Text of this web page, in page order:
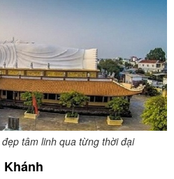
tâm linh qua từng thời đại